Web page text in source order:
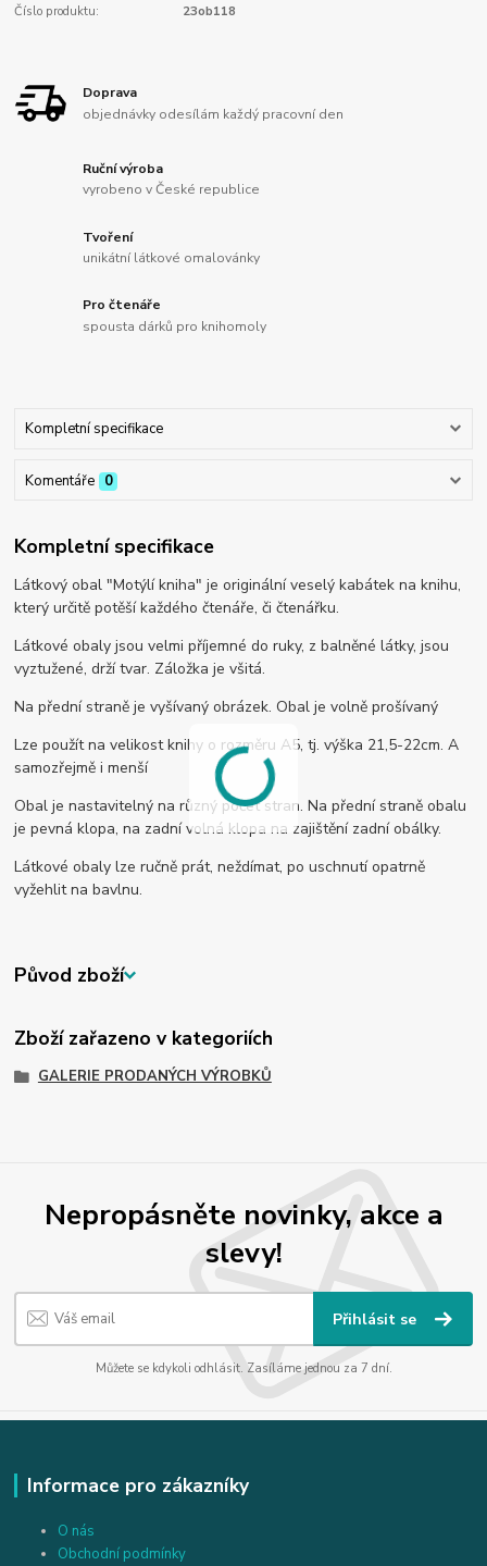
Číslo produktu: 23ob118
Doprava
objednávky odesílám každý pracovní den
Ruční výroba
vyrobeno v České republice
Tvoření
unikátní látkové omalovánky
Pro čtenáře
spousta dárků pro knihomoly
Kompletní specifikace
Komentáře 0
Kompletní specifikace
Látkový obal "Motýlí kniha" je originální veselý kabátek na knihu,
který určitě potěší každého čtenáře, či čtenářku.
Látkové obaly jsou velmi příjemné do ruky, z balněné látky, jsou
vyztužené, drží tvar. Záložka je všitá.
Na přední straně je vyšívaný obrázek. Obal je volně prošívaný
Lze použít na velikost knihy o rozměru A5, tj. výška 21,5-22cm. A
samozřejmě i menší
Obal je nastavitelný na různý počet stran. Na přední straně obalu
je pevná klopa, na zadní volná klopa na zajištění zadní obálky.
Látkové obaly lze ručně prát, neždímat, po uschnutí opatrně
vyžehlit na bavlnu.
Původ zboží
Zboží zařazeno v kategoriích
GALERIE PRODANÝCH VÝROBKŮ
Nepropásněte novinky, akce a
slevy!
Přihlásit se
Můžete se kdykoli odhlásit. Zasíláme jednou za 7 dní.
Informace pro zákazníky
O nás
Obchodní podmínky